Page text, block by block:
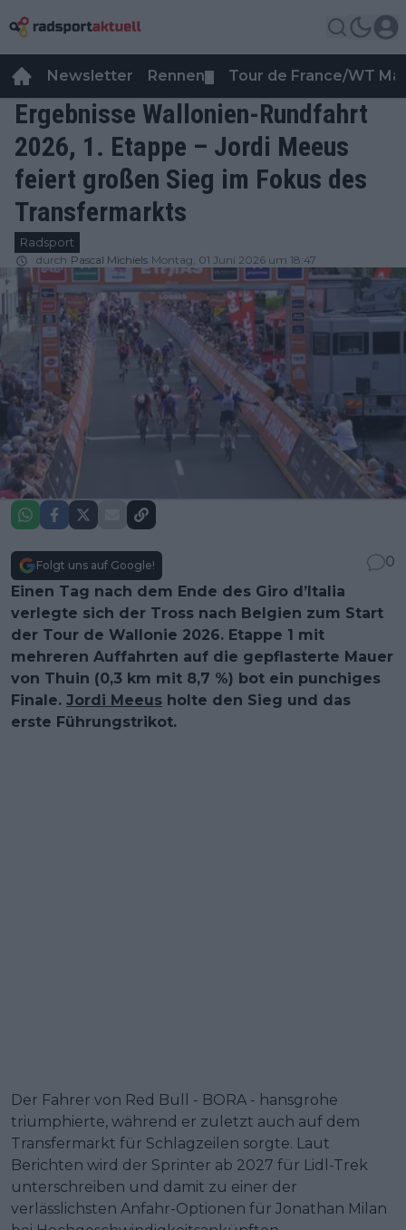
Newsletter Rennen Tour de France/WT
Ergebnisse Wallonien-Rundfahrt
2026, 1. Etappe – Jordi Meeus
feiert großen Sieg im Fokus des
Transfermarkts
Radsport
durch Pascal Michiels Montag, 01 Juni 2026 um 18:47
Folgt uns auf Google!
0
Einen Tag nach dem Ende des Giro d’Italia
verlegte sich der Tross nach Belgien zum Start
der Tour de Wallonie 2026. Etappe 1 mit
mehreren Auffahrten auf die gepflasterte Mauer
von Thuin (0,3 km mit 8,7 %) bot ein punchiges
Finale. Jordi Meeus holte den Sieg und das
erste Führungstrikot.
Der Fahrer von Red Bull - BORA - hansgrohe
triumphierte, während er zuletzt auch auf dem
Transfermarkt für Schlagzeilen sorgte. Laut
Berichten wird der Sprinter ab 2027 für Lidl-Trek
unterschreiben und damit zu einer der
verlässlichsten Anfahr-Optionen für Jonathan Milan